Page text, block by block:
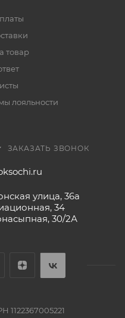
товар
лояльности
ЗАКАЗАТЬ ЗВОНОК
улица, 36а
34
30/2А
1122367005221